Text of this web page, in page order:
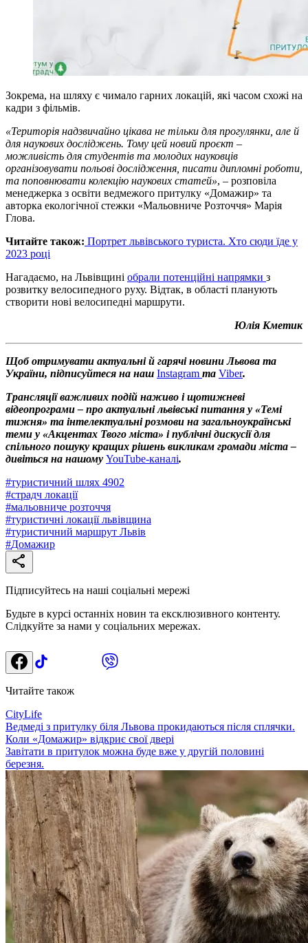
Зокрема, на шляху є чимало гарних локацій, які часом схожі на
кадри з фільмів.
«Територія надзвичайно цікава не тільки для прогулянки, але й
для наукових досліджень. Тому цей новий проєкт –
можливість для студентів та молодих науковців
організовувати польові дослідження, писати дипломні роботи,
та поповнювати колекцію наукових статей», – розповіла
менеджерка з освіти ведмежого притулку «Домажир» та
авторка екологічної стежки «Мальовниче Розточчя» Марія
Глова.
Читайте також: Портрет львівського туриста. Хто сюди їде у
2023 році
Нагадаємо, на Львівщині обрали потенційні напрямки з
розвитку велосипедного руху. Відтак, в області планують
створити нові велосипедні маршрути.
Юлія Кметик
Щоб отримувати актуальні й гарячі новини Львова та
України, підписуйтеся на наш Instagram та Viber.
Трансляції важливих подій наживо і щотижневі
відеопрограми – про актуальні львівські питання у «Темі
тижня» та інтелектуальні розмови на загальноукраїнські
теми у «Акцентах Твого міста» і публічні дискусії для
спільного пошуку кращих рішень викликам громади міста –
дивіться на нашому YouTube-каналі.
#туристичний шлях 4902
#страдч локації
#мальовниче розточчя
#туристичні локації львівщина
#туристичний маршрут Львів
#Домажир
Підписуйтесь на наші соціальні мережі
Будьте в курсі останніх новин та ексклюзивного контенту.
Слідкуйте за нами у соціальних мережах.
Читайте також
CityLife
Ведмеді з притулку біля Львова прокидаються після сплячки.
Коли «Домажир» відкриє свої двері
Завітати в притулок можна буде вже у другій половині
березня.